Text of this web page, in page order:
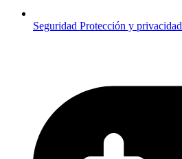
Seguridad Protección y privacidad